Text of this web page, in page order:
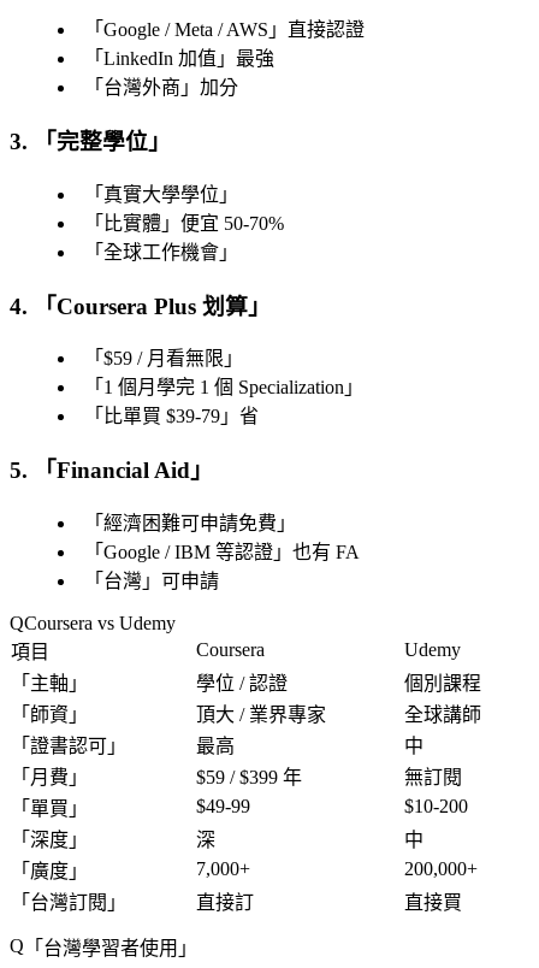
「 Google / Meta / AWS 」直接認證
「 LinkedIn 加值 」最強
「 台灣外商 」加分
3. 「 完整學位 」
「 真實大學學位 」
「 比實體 」便宜 50-70%
「 全球工作機會 」
4. 「Coursera Plus 划算 」
「 $59 / 月看無限 」
「 1 個月學完 1 個 Specialization 」
「 比單買 $39-79 」省
5. 「Financial Aid 」
「 經濟困難可申請免費 」
「 Google / IBM 等認證 」也有 FA
「 台灣 」可申請
Coursera vs Udemy
項目
Coursera
Udemy
「 主軸 」 學位 / 認證
個別課程
「 師資 」 頂大 / 業界專家
全球講師
「 證書認可 」 最高
中
「 月費 」 $59 / $399 年
無訂閱
「 單買 」 $49-99
$10-200
「 深度 」 深
中
「 廣度 」 7,000+
200,000+
「 台灣訂閱 」 直接訂 直接買
「 台灣學習者使用 」